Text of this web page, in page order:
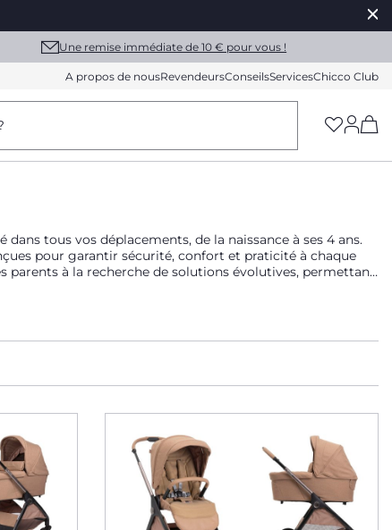
Une remise immédiate de 10 € pour vous !
A propos de nousRevendeursConseilsServicesChicco Club
tous vos déplacements, de la naissance à ses 4 ans.
pour garantir sécurité, confort et praticité à chaque
parents à la recherche de solutions évolutives, permettant
quotidien.